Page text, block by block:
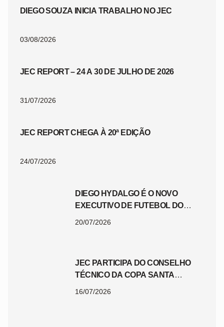
DIEGO SOUZA INICIA TRABALHO NO JEC
03/08/2026
JEC REPORT – 24 A 30 DE JULHO DE 2026
31/07/2026
JEC REPORT CHEGA À 20ª EDIÇÃO
24/07/2026
DIEGO HYDALGO É O NOVO
EXECUTIVO DE FUTEBOL DO
20/07/2026
JEC PARTICIPA DO CONSELHO
TÉCNICO DA COPA SANTA
16/07/2026